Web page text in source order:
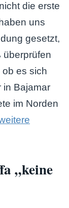
die erste
uns
gesetzt,
überprüfen
ob es sich
in Bajamar
im Norden
„keine